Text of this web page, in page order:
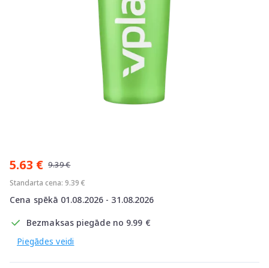
5.63 € 9.39 €
Standarta cena: 9.39 €
Cena spēkā 01.08.2026 - 31.08.2026
Bezmaksas piegāde no 9.99 €
Piegādes veidi